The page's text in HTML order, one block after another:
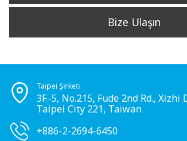
Bize Ulaşın
Taipei Şirketi
3F.-5, No.215, Fude 2nd Rd., Xizhi
Taipei City 221, Taiwan
+886-2-2694-6450